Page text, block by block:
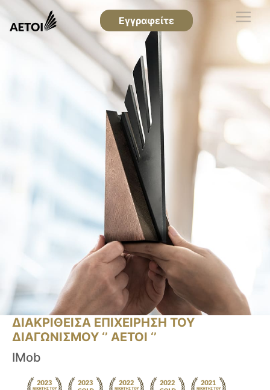
Εγγραφείτε
ΔΙΑΚΡΙΘΕΙΣΑ ΕΠΙΧΕΙΡΗΣΗ ΤΟΥ
ΔΙΑΓΩΝΙΣΜΟΥ ‘’ ΑΕΤΟΙ ‘’
IMob